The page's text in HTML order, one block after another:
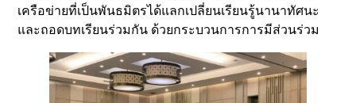
เครือข่ายที่เป็นพันธมิตรได้แลกเปลี่ยนเรียนรู้นานาทัศนะ
และถอดบทเรียนร่วมกัน ด้วยกระบวนการการมีส่วนร่วม